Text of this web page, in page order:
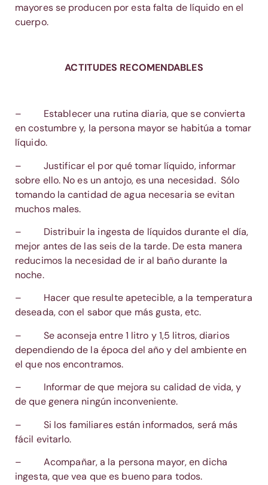
mayores se producen por esta falta de líquido en el
cuerpo.
ACTITUDES RECOMENDABLES
– Establecer una rutina diaria, que se convierta
en costumbre y, la persona mayor se habitúa a tomar
líquido.
– Justificar el por qué tomar líquido, informar
sobre ello. No es un antojo, es una necesidad. Sólo
tomando la cantidad de agua necesaria se evitan
muchos males.
– Distribuir la ingesta de líquidos durante el día,
mejor antes de las seis de la tarde. De esta manera
reducimos la necesidad de ir al baño durante la
noche.
– Hacer que resulte apetecible, a la temperatura
deseada, con el sabor que más gusta, etc.
– Se aconseja entre 1 litro y 1,5 litros, diarios
dependiendo de la época del año y del ambiente en
el que nos encontramos.
– Informar de que mejora su calidad de vida, y
de que genera ningún inconveniente.
– Si los familiares están informados, será más
fácil evitarlo.
– Acompañar, a la persona mayor, en dicha
ingesta, que vea que es bueno para todos.